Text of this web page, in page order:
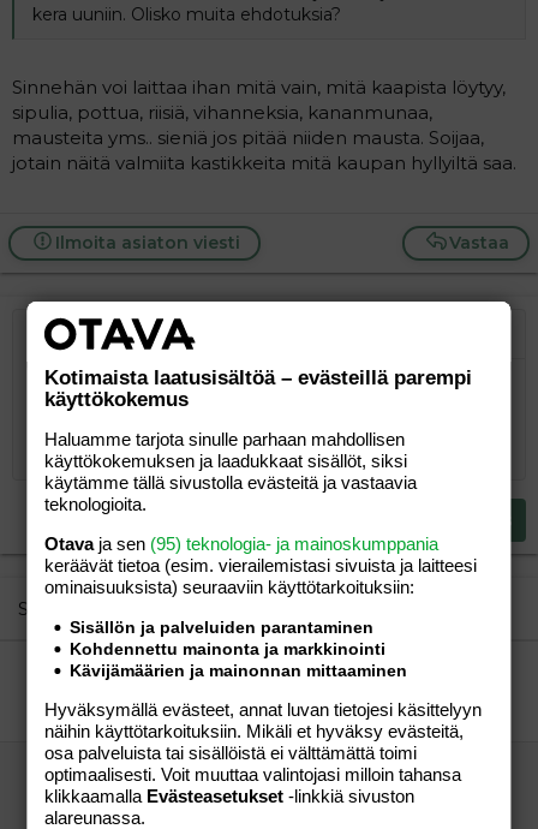
kera uuniin. Olisko muita ehdotuksia?
Sinnehän voi laittaa ihan mitä vain, mitä kaapista löytyy,
sipulia, pottua, riisiä, vihanneksia, kananmunaa,
mausteita yms.. sieniä jos pitää niiden mausta. Soijaa,
jotain näitä valmiita kastikkeita mitä kaupan hyllyiltä saa.
Vastaa
Ilmoita asiaton viesti
Lihavoitu
Kursivoitu
Laajennettuun editoriin…
Lista
Järjestämätön lista
Pienennä sisennystä
Laajennettuun editoriin…
Fontin koko
9
12
15
22
TekstiväriKirjasintyyli
Arial
Courier New
Georgia
Times New Roman
Verdana
YliviivaaAlleviivattu
Rivinsisäinen koodi
Rivinsisäinen spoiler
Tasaus Tasaa vasemmalle
Tasaa oikealle
Justify text
Paragraph format
Normal
Heading 1
Heading 2
Heading 3
LainausLisää video/media
Lisää taulukko
Insert horizontal line
SpoilerKoodi
Tee uudelleen
BBCode-näkymä
Poista muotoilu
LuonnoksetTallenna luonnos
Kirjoita vastaus...
Similar threads
Meinasin laittaa uunilohta, niin...
11
Aihe vapaa
18.04.2008
Olemisen riemu
Mitä illallisella?
kohta syömään Aihe vapaa
9
Empuuu
Kotimaista laatusisältöä – evästeillä parempi
käyttökokemus
Haluamme tarjota sinulle parhaan mahdollisen
käyttökokemuksen ja laadukkaat sisällöt, siksi
käytämme tällä sivustolla evästeitä ja vastaavia
teknologioita.
Otavaja sen (95) teknologia- ja mainoskumppania
keräävät tietoa (esim. vierailemis­tasi sivuista ja laitteesi
ominaisuuk­sista) seuraaviin käyttötarkoituksiin:
Sisällön ja palveluiden parantaminen
Kohdennettu mainonta ja markkinointi
Kävijämäärien ja mainonnan mittaaminen
Hyväksymällä evästeet, annat luvan tietojesi käsittelyyn
näihin käyttötarkoituksiin. Mikäli et hyväksy evästeitä,
osa palveluista tai sisällöistä ei välttämättä toimi
optimaalisesti. Voit muuttaa valintojasi milloin tahansa
klikkaamalla Evästeasetukset -linkkiä sivuston
alareunassa.